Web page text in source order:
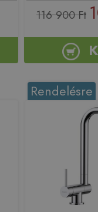
116 900 Ft
Rendelésre